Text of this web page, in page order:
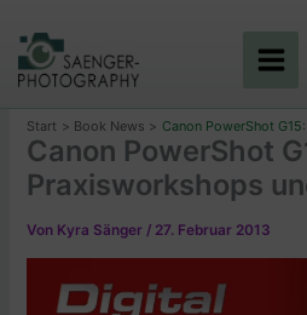
Inhalt
springen
Start Book News Canon PowerShot
Canon PowerShot
Praxisworkshops
Von Kyra Sänger / 27. Februar 2013